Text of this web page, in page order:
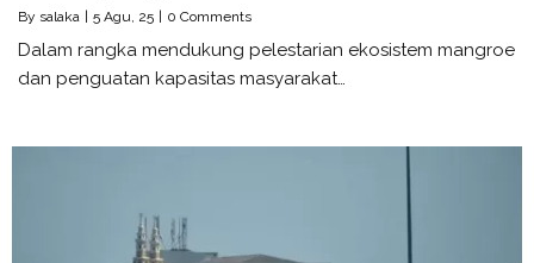
By salaka 5 Agu, 25 0 Comments
Dalam rangka mendukung pelestarian ekosistem mangroe
dan penguatan kapasitas masyarakat…